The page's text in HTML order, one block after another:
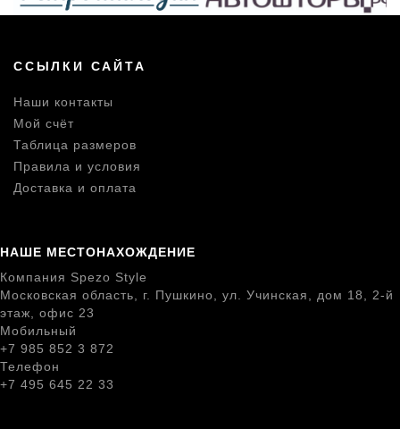
ССЫЛКИ САЙТА
Наши контакты
Мой счёт
Таблица размеров
Правила и условия
Доставка и оплата
НАШЕ МЕСТОНАХОЖДЕНИЕ
Компания Spezo Style
Московская область, г. Пушкино, ул. Учинская, дом 18, 2-й
этаж, офис 23
Мобильный
+7 985 852 3 872
Телефон
+7 495 645 22 33